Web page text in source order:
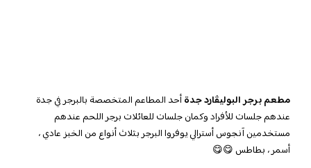
مطعم برجر البوليڤارد جدةأحد المطاعم المتخصصة بالبرجر في جدة
عندهم جلسات للأفراد وكمان جلسات للعائلات برجر اللحم عندهم
مستخدمين آنجوس أسترالي يوفروا البرجر بثلاث أنواع من الخبز عادي ،
أسمر ، بطاطس 😋😋